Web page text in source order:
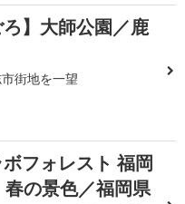
ろ】大師公園／鹿
街地を一望
ボフォレスト 福岡
春の景色／福岡県